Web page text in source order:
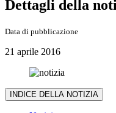
Dettagli della
Data di pubblicazione
21 aprile 2016
INDICE DELLA NOTIZIA